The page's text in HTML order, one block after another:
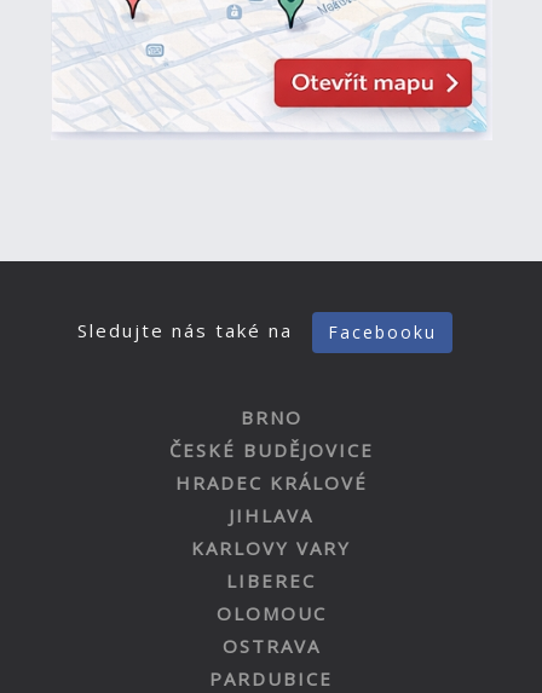
Sledujte nás také na Facebooku
BRNO
ČESKÉ BUDĚJOVICE
HRADEC KRÁLOVÉ
JIHLAVA
KARLOVY VARY
LIBEREC
OLOMOUC
OSTRAVA
PARDUBICE